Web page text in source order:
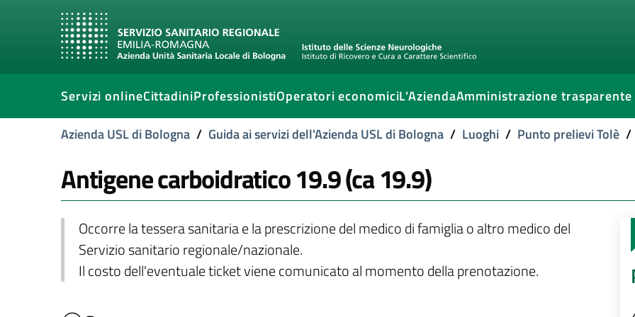
Servizi onlineCittadiniProfessionistiOperatori economiciL'AziendaAmministrazione trasparente
Azienda USL di Bologna / Guida ai servizi dell'Azienda USL di Bologna / Luoghi / Punto prelievi Tolè /
Antigene carboidratico 19.9 (ca 19.9)
Occorre la tessera sanitaria e la prescrizione del medico di famiglia o altro medico del
Servizio sanitario regionale/nazionale.
Il costo dell'eventuale ticket viene comunicato al momento della prenotazione.